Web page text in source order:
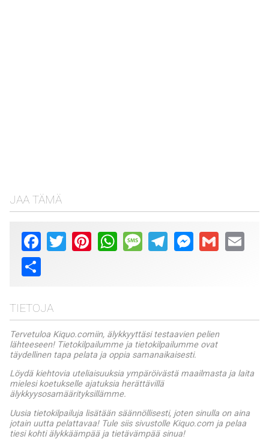
JAA TÄMÄ
Facebook
Twitter PinterestWhatsAppMessageTelegramMessenger
Gmail Email
Share
TIETOJA
Tervetuloa Kiquo.comiin, älykkyyttäsi testaavien pelien
lähteeseen! Tietokilpailumme ja tietokilpailumme ovat
täydellinen tapa pelata ja oppia samanaikaisesti.
Löydä kiehtovia uteliaisuuksia ympäröivästä maailmasta ja laita
mielesi koetukselle ajatuksia herättävillä
älykkyysosamäärityksillämme.
Uusia tietokilpailuja lisätään säännöllisesti, joten sinulla on aina
jotain uutta pelattavaa! Tule siis sivustolle Kiquo.com ja pelaa
tiesi kohti älykkäämpää ja tietävämpää sinua!